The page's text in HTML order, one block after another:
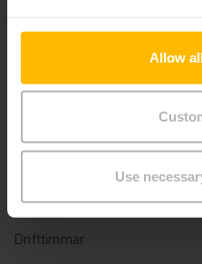
Allow
Use
Batteriets tillverkningsår
Lyfthöjd
Lastkapacitet
Drifttimmar